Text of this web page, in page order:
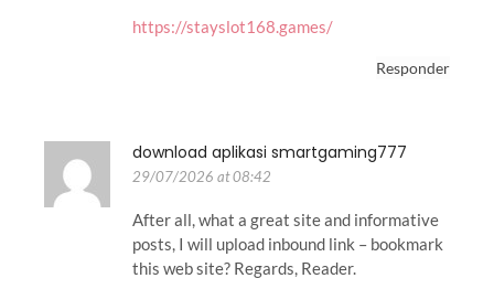
https://stayslot168.games/
Responder
download aplikasi smartgaming777
29/07/2026 at 08:42
After all, what a great site and informative
posts, I will upload inbound link – bookmark
this web site? Regards, Reader.